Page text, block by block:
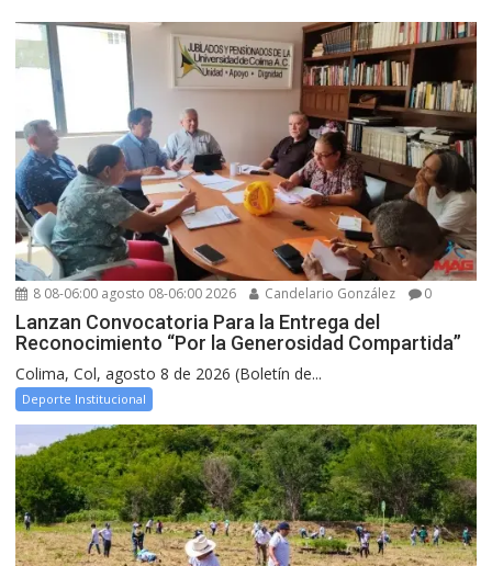
8 08-06:00 agosto 08-06:00 2026 Candelario González 0
Lanzan Convocatoria Para la Entrega del
Reconocimiento “Por la Generosidad Compartida”
Colima, Col, agosto 8 de 2026 (Boletín de...
Deporte Institucional